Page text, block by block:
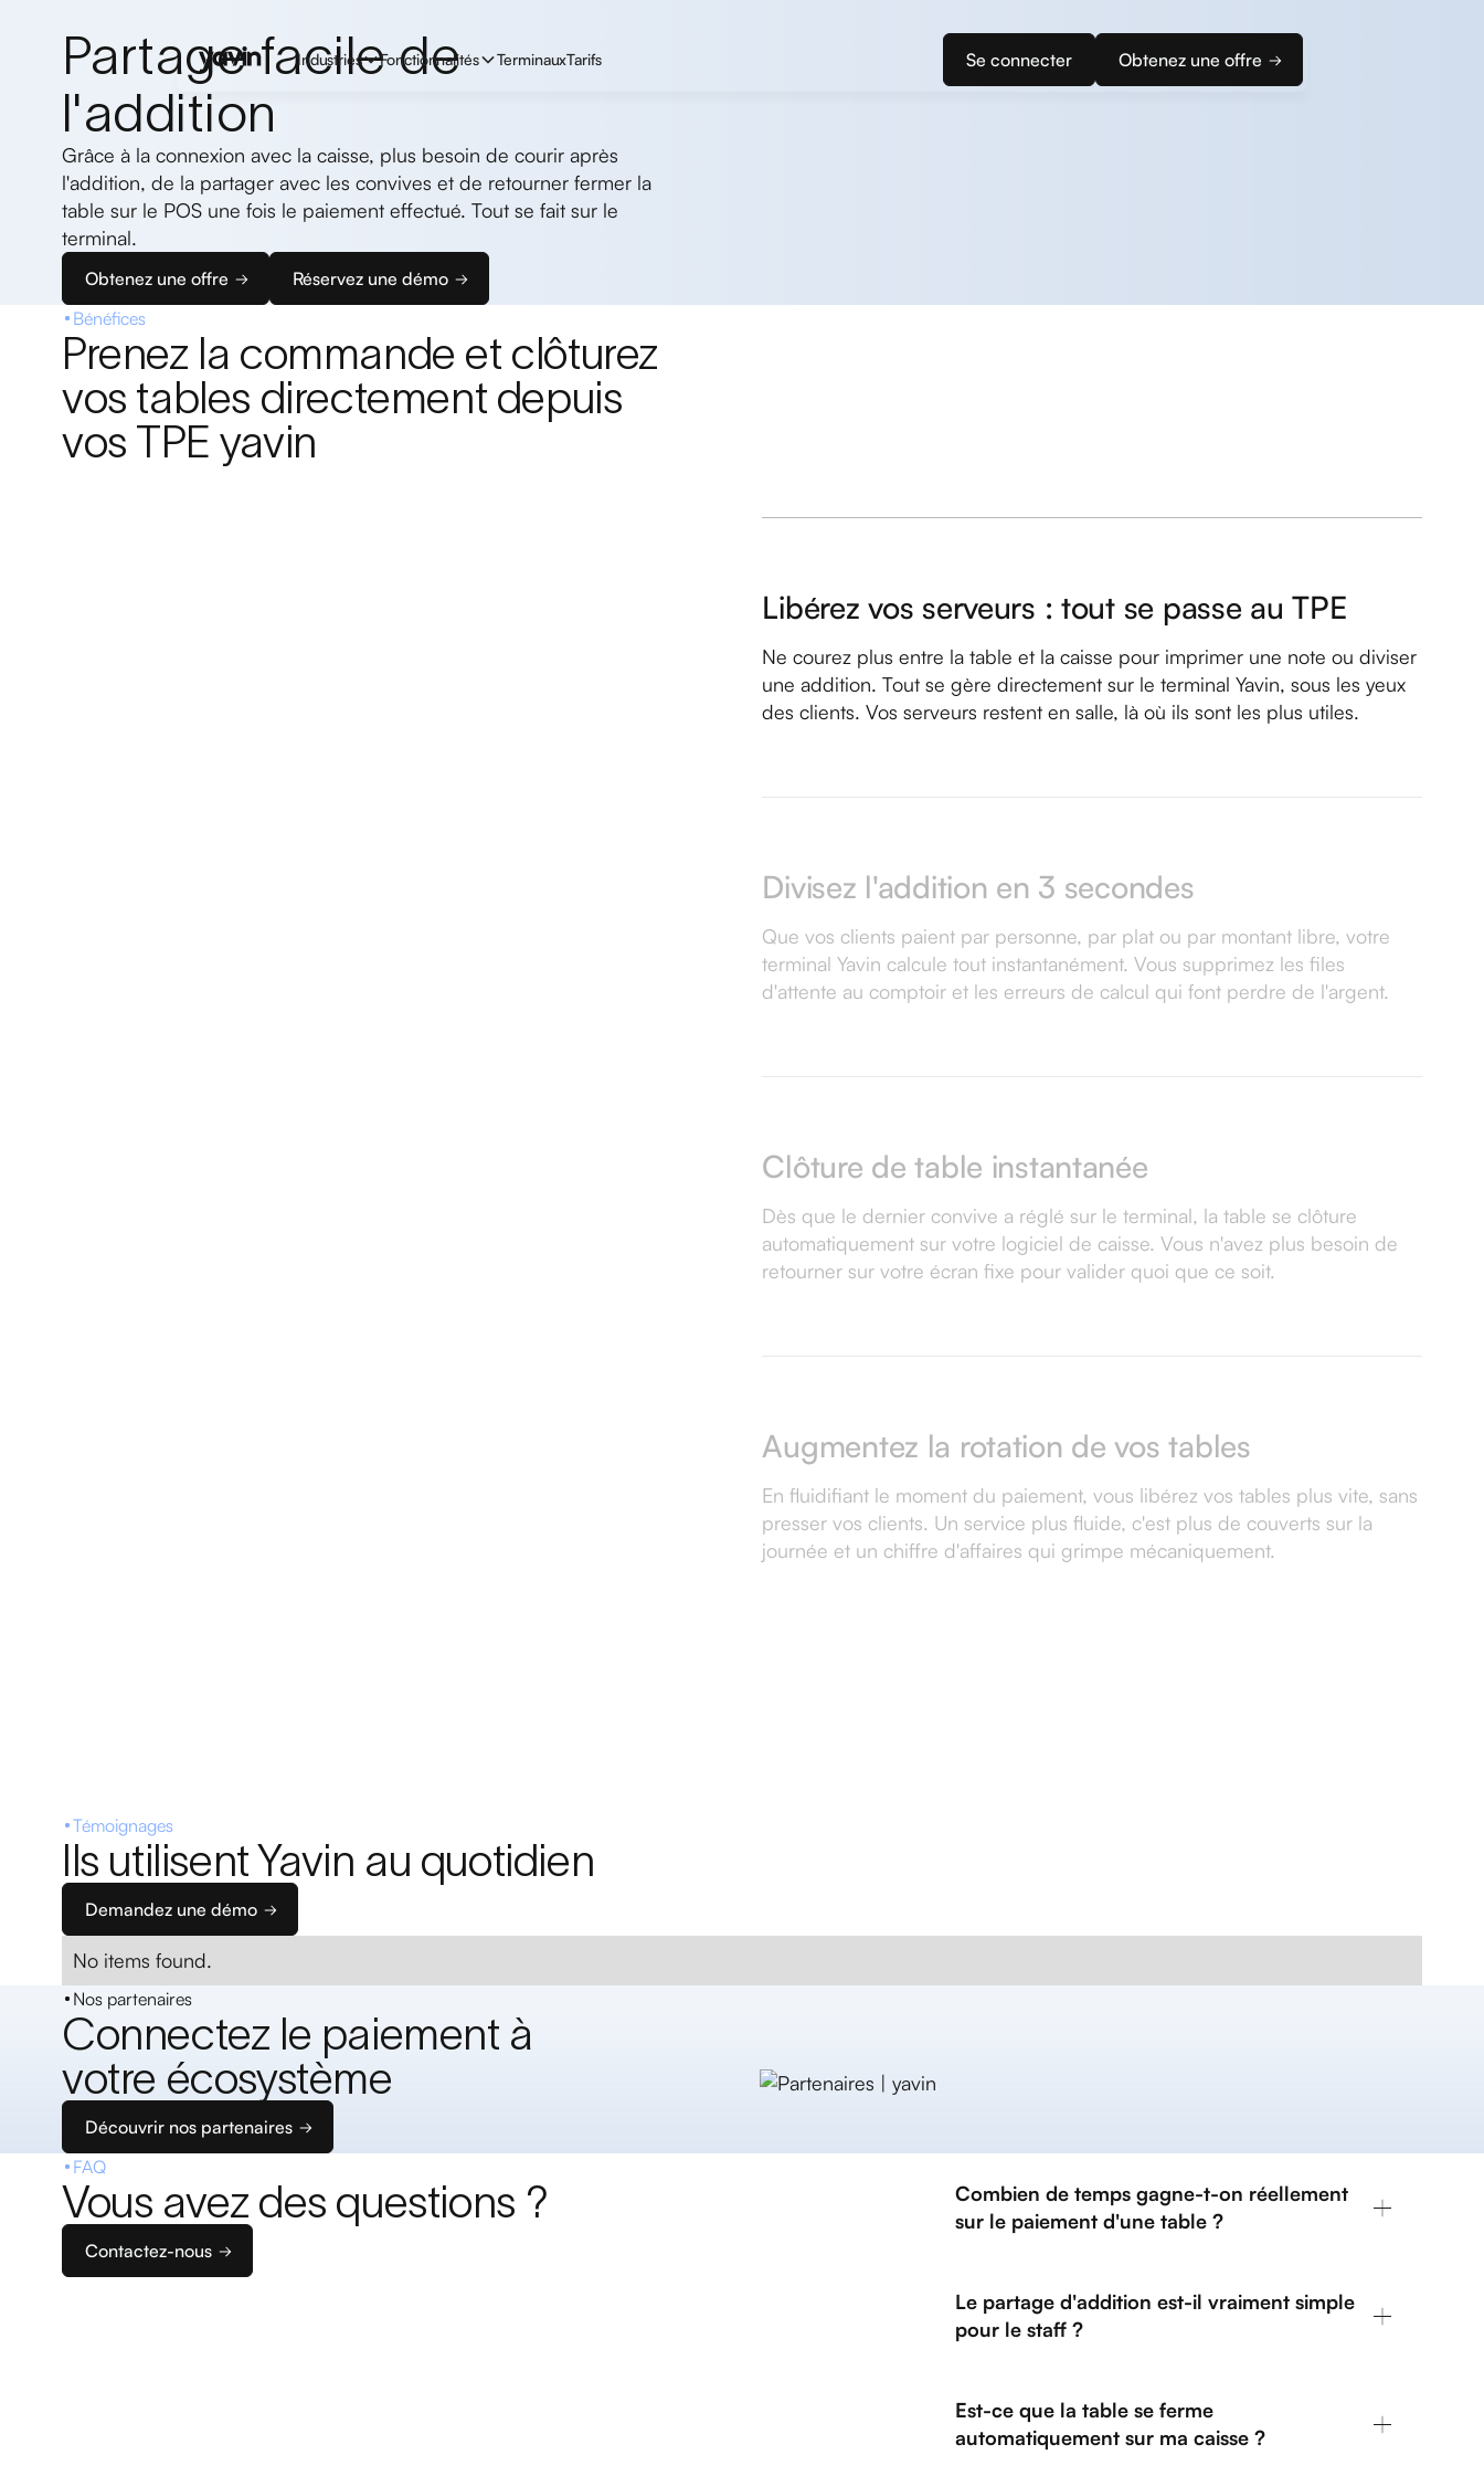
Industries Fonctionnalités TerminauxTarifs Se connecter Obtenez une offre
Partage facile de
l'addition
Grâce à la connexion avec la caisse, plus besoin de courir après
l'addition, de la partager avec les convives et de retourner fermer la
table sur le POS une fois le paiement effectué. Tout se fait sur le
terminal.
Obtenez une offre
Réservez une démo
Bénéfices
Prenez la commande et clôturez
vos tables directement depuis
vos TPE yavin
Libérez vos serveurs : tout se passe au TPE
Ne courez plus entre la table et la caisse pour imprimer une note ou diviser
une addition. Tout se gère directement sur le terminal Yavin, sous les yeux
des clients. Vos serveurs restent en salle, là où ils sont les plus utiles.
Divisez l'addition en 3 secondes
Que vos clients paient par personne, par plat ou par montant libre, votre
terminal Yavin calcule tout instantanément. Vous supprimez les files
d'attente au comptoir et les erreurs de calcul qui font perdre de l'argent.
Clôture de table instantanée
Dès que le dernier convive a réglé sur le terminal, la table se clôture
automatiquement sur votre logiciel de caisse. Vous n'avez plus besoin de
retourner sur votre écran fixe pour valider quoi que ce soit.
Augmentez la rotation de vos tables
En fluidifiant le moment du paiement, vous libérez vos tables plus vite, sans
presser vos clients. Un service plus fluide, c'est plus de couverts sur la
journée et un chiffre d'affaires qui grimpe mécaniquement.
Témoignages
Ils utilisent Yavin au quotidien
Demandez une démo
No items found.
Nos partenaires
Connectez le paiement à
votre écosystème
Découvrir nos partenaires
FAQ
Vous avez des questions ?
Contactez-nous
Combien de temps gagne-t-on réellement
sur le paiement d'une table ?
Le partage d'addition est-il vraiment simple
pour le staff ?
Est-ce que la table se ferme
automatiquement sur ma caisse ?